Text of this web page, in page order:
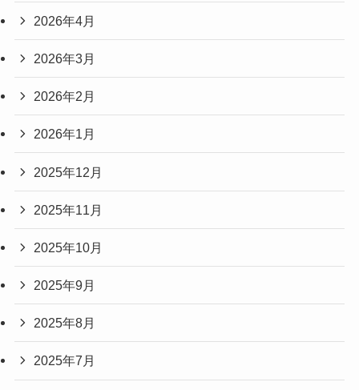
2026年4月
2026年3月
2026年2月
2026年1月
2025年12月
2025年11月
2025年10月
2025年9月
2025年8月
2025年7月